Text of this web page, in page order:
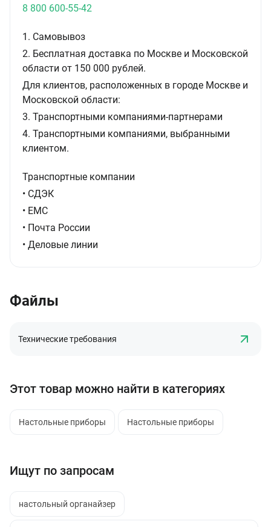
8 800 600-55-42
1. Самовывоз
2. Бесплатная доставка по Москве и Московской
области от 150 000 рублей.
Для клиентов, расположенных в городе Москве и
Московской области:
3. Транспортными компаниями-партнерами
4. Транспортными компаниями, выбранными
клиентом.
Транспортные компании
• СДЭК
• ЕМС
• Почта России
• Деловые линии
Файлы
Технические требования
Этот товар можно найти в категориях
Настольные приборы Настольные приборы
Ищут по запросам
настольный органайзер